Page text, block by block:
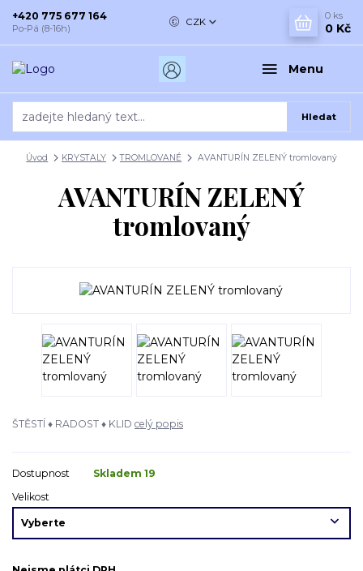
Menu
CZK
Hledat
+420 775 677 164
Po-Pá (8-16h)
0 ks
0 Kč
Úvod KRYSTALY TROMLOVANÉ AVANTURÍN ZELENÝ tromlovaný
AVANTURÍN ZELENÝ
tromlovaný
ŠTĚSTÍ ♦ RADOST ♦ KLID celý popis
Dostupnost
Skladem 19
Velikost